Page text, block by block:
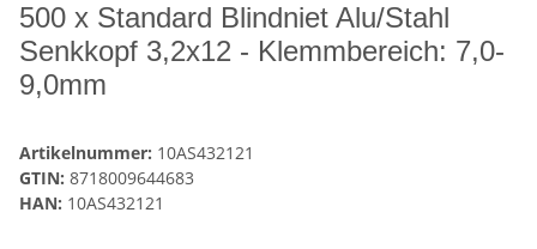
500 x Standard Blindniet Alu/Stahl
Senkkopf 3,2x12 - Klemmbereich: 7,0-
9,0mm
Artikelnummer: 10AS432121
GTIN: 8718009644683
HAN: 10AS432121